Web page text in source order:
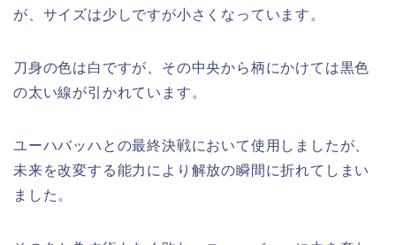
が、サイズは少しですが小さくなっています。
刀身の色は白ですが、その中央から柄にかけては黒色
の太い線が引かれています。
ユーハバッハとの最終決戦において使用しましたが、
未来を改変する能力により解放の瞬間に折れてしまい
ました。